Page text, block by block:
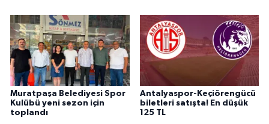
Muratpaşa Belediyesi Spor
Kulübü yeni sezon için
toplandı
Antalyaspor-Keçiörengücü
biletleri satışta! En düşük
125 TL